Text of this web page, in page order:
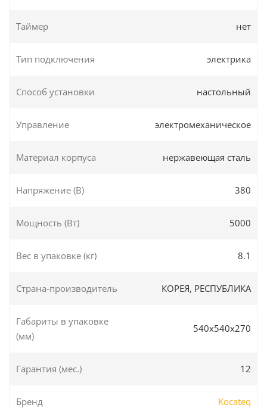
Таймер нет
Тип подключения электрика
Способ установки настольный
Управление электромеханическое
Материал корпуса нержавеющая сталь
Напряжение (В) 380
Мощность (Вт) 5000
Вес в упаковке (кг) 8.1
Страна-производитель КОРЕЯ, РЕСПУБЛИКА
Габариты в упаковке
(мм)
540x540x270
Гарантия (мес.) 12
Бренд Kocateq